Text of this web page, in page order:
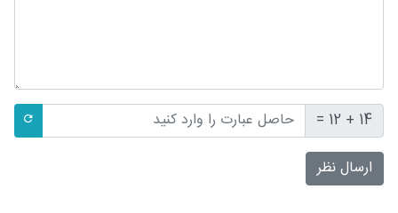
14 + 12 =
ارسال نظر